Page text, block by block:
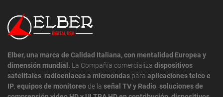
Elber, una marca de Calidad Italiana, con mentalidad Europea y
dimensión mundial. La Compañía comercializa dispositivos
satelitales, radioenlaces a microondas para aplicaciones telco e
IP, equipos de monitoreo de la señal TV y Radio, soluciones de